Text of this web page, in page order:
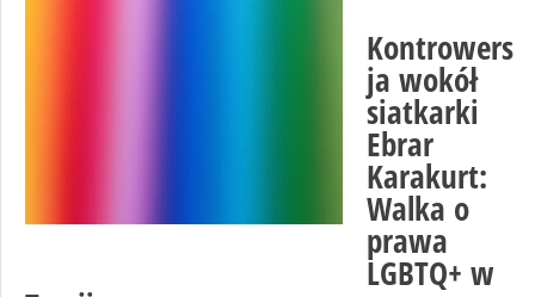
Kontrowers
ja wokół
siatkarki
Ebrar
Karakurt:
Walka o
prawa
LGBTQ+ w